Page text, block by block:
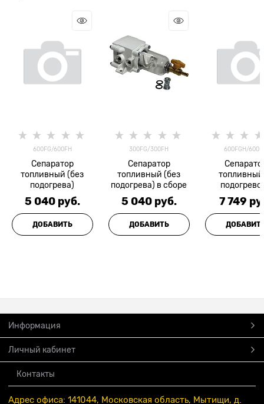
600FG/600FH
Сепаратор
топливный (без
подогрева)
5 040 руб.
ДОБАВИТЬ
300FG/300FH
Сепаратор
топливный (без
подогрева) в сборе
5 040 руб.
ДОБАВИТЬ
600FGH/
топливный
7 749
Информация
Личный кабинет
Контакты
Адрес офиса: 141044, Московская область, Мытищи, д.